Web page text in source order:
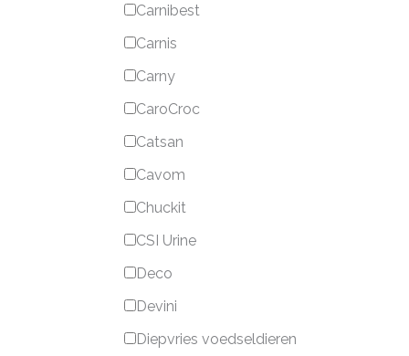
Carnibest
Carnis
Carny
CaroCroc
Catsan
Cavom
Chuckit
CSI Urine
Deco
Devini
Diepvries voedseldieren